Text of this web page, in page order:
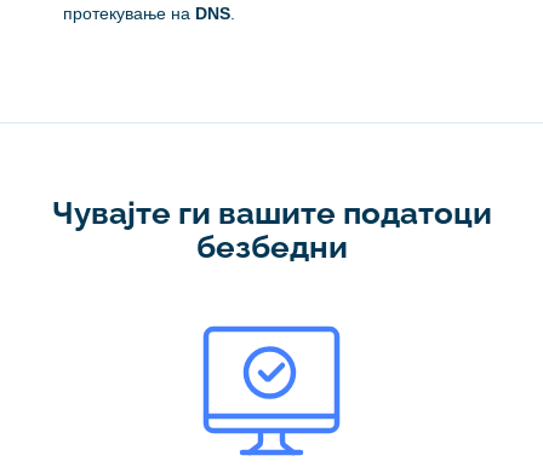
протекување на DNS
Чувајте ги вашите податоци
безбедни